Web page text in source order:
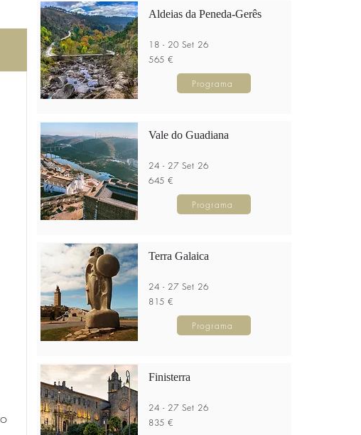
Aldeias da Peneda-Gerês
18 - 20 Set 26
565 €
Programa
Vale do Guadiana
24 - 27 Set 26
645 €
Programa
Terra Galaica
24 - 27 Set 26
815 €
Programa
Finisterra
24 - 27 Set 26
835 €